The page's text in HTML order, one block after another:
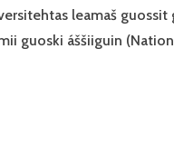
leamaš guossit
guoski áššiiguin